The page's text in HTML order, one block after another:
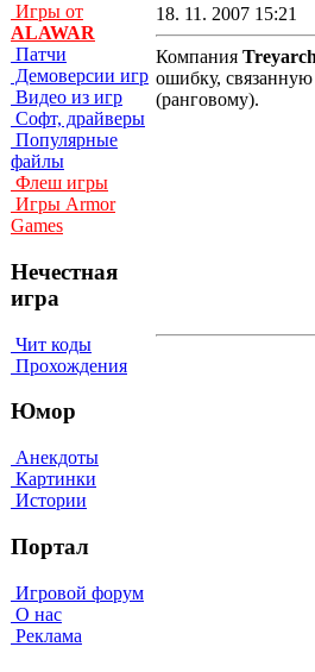
Игры от
ALAWAR
Патчи
Демоверсии игр
Видео из игр
Софт, драйверы
Популярные
файлы
Флеш игры
Игры Armor
Games
Нечестная
игра
Чит коды
Прохождения
Юмор
Анекдоты
Картинки
Истории
Портал
Игровой форум
О нас
Реклама
18. 11. 2007 15:21
Компания Treyarch
ошибку, связанную
(ранговому).